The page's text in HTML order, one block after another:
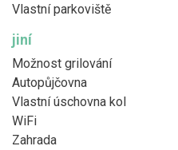
Vlastní parkoviště
jiní
Možnost grilování
Autopůjčovna
Vlastní úschovna kol
WiFi
Zahrada